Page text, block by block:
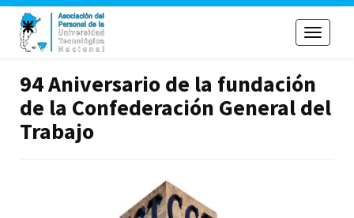
Toggle
94 Aniversario de la fundación
de la Confederación General del
Trabajo